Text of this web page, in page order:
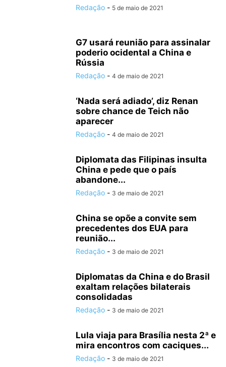
Redação - 5 de maio de 2021
G7 usará reunião para assinalar
poderio ocidental a China e
Rússia
Redação - 4 de maio de 2021
‘Nada será adiado’, diz Renan
sobre chance de Teich não
aparecer
Redação - 4 de maio de 2021
Diplomata das Filipinas insulta
China e pede que o país
abandone...
Redação - 3 de maio de 2021
China se opõe a convite sem
precedentes dos EUA para
reunião...
Redação - 3 de maio de 2021
Diplomatas da China e do Brasil
exaltam relações bilaterais
consolidadas
Redação - 3 de maio de 2021
Lula viaja para Brasília nesta 2ª e
mira encontros com caciques...
Redação - 3 de maio de 2021